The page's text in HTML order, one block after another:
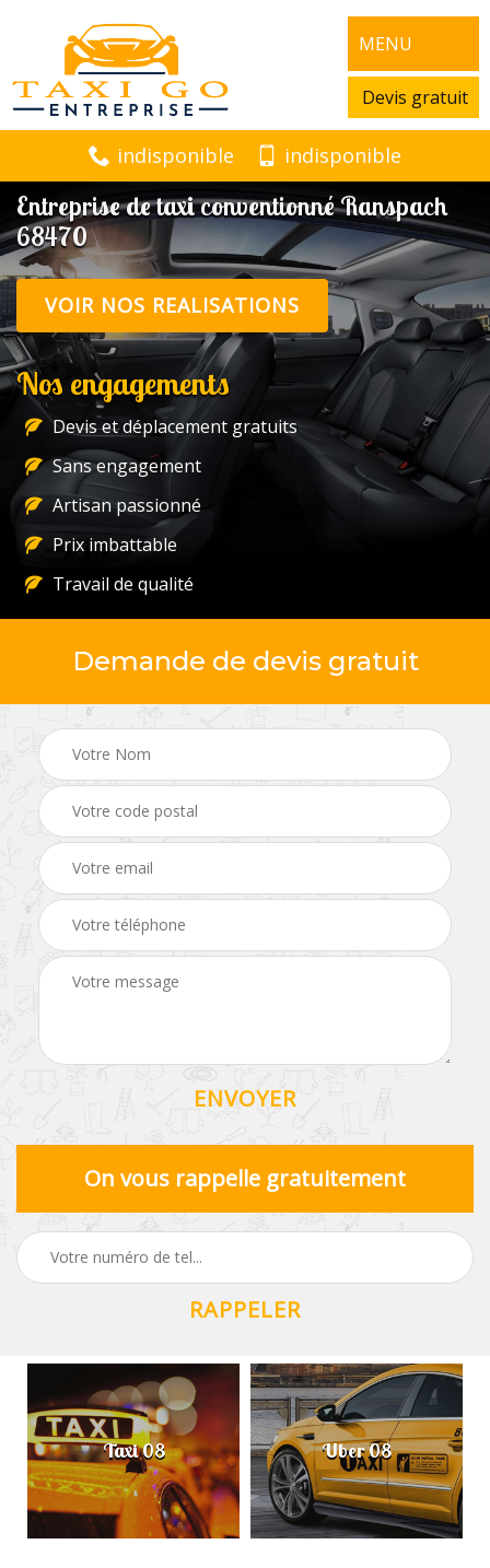
MENU
Devis gratuit
indisponible indisponible
Entreprise de taxi conventionné Ranspach
68470
VOIR NOS REALISATIONS
Nos engagements
Devis et déplacement gratuits
Sans engagement
Artisan passionné
Prix imbattable
Travail de qualité
Demande de devis gratuit
On vous rappelle gratuitement
Taxi 08 Uber 08